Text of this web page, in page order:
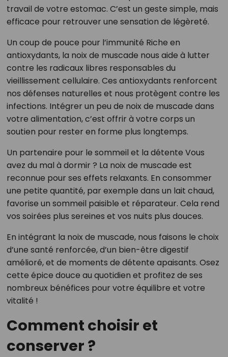
travail de votre estomac. C’est un geste simple, mais
efficace pour retrouver une sensation de légèreté.
Un coup de pouce pour l’immunité Riche en
antioxydants, la noix de muscade nous aide à lutter
contre les radicaux libres responsables du
vieillissement cellulaire. Ces antioxydants renforcent
nos défenses naturelles et nous protègent contre les
infections. Intégrer un peu de noix de muscade dans
votre alimentation, c’est offrir à votre corps un
soutien pour rester en forme plus longtemps.
Un partenaire pour le sommeil et la détente Vous
avez du mal à dormir ? La noix de muscade est
reconnue pour ses effets relaxants. En consommer
une petite quantité, par exemple dans un lait chaud,
favorise un sommeil paisible et réparateur. Cela rend
vos soirées plus sereines et vos nuits plus douces.
En intégrant la noix de muscade, nous faisons le choix
d’une santé renforcée, d’un bien-être digestif
amélioré, et de moments de détente apaisants. Osez
cette épice douce au quotidien et profitez de ses
nombreux bénéfices pour votre équilibre et votre
vitalité !
Comment choisir et
conserver ?